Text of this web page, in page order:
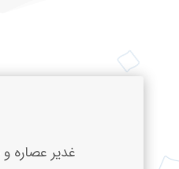
غدیر عصاره